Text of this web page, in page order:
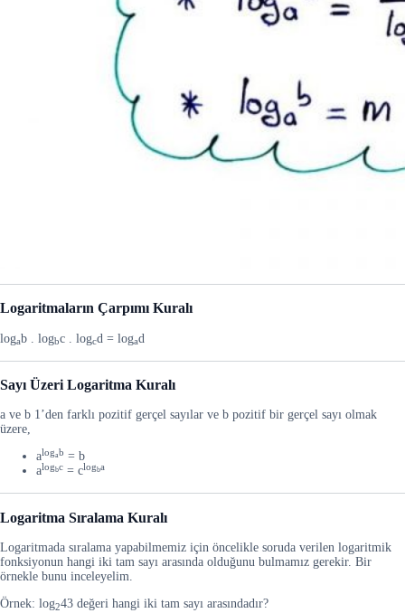
Logaritmaların Çarpımı Kuralı
logab . logbc . logcd = logad
Sayı Üzeri Logaritma Kuralı
a ve b 1’den farklı pozitif gerçel sayılar ve b pozitif bir gerçel sayı olmak
üzere,
alogab = b
alogbc = clogba
Logaritma Sıralama Kuralı
Logaritmada sıralama yapabilmemiz için öncelikle soruda verilen logaritmik
fonksiyonun hangi iki tam sayı arasında olduğunu bulmamız gerekir. Bir
örnekle bunu inceleyelim.
Örnek: log243 değeri hangi iki tam sayı arasındadır?